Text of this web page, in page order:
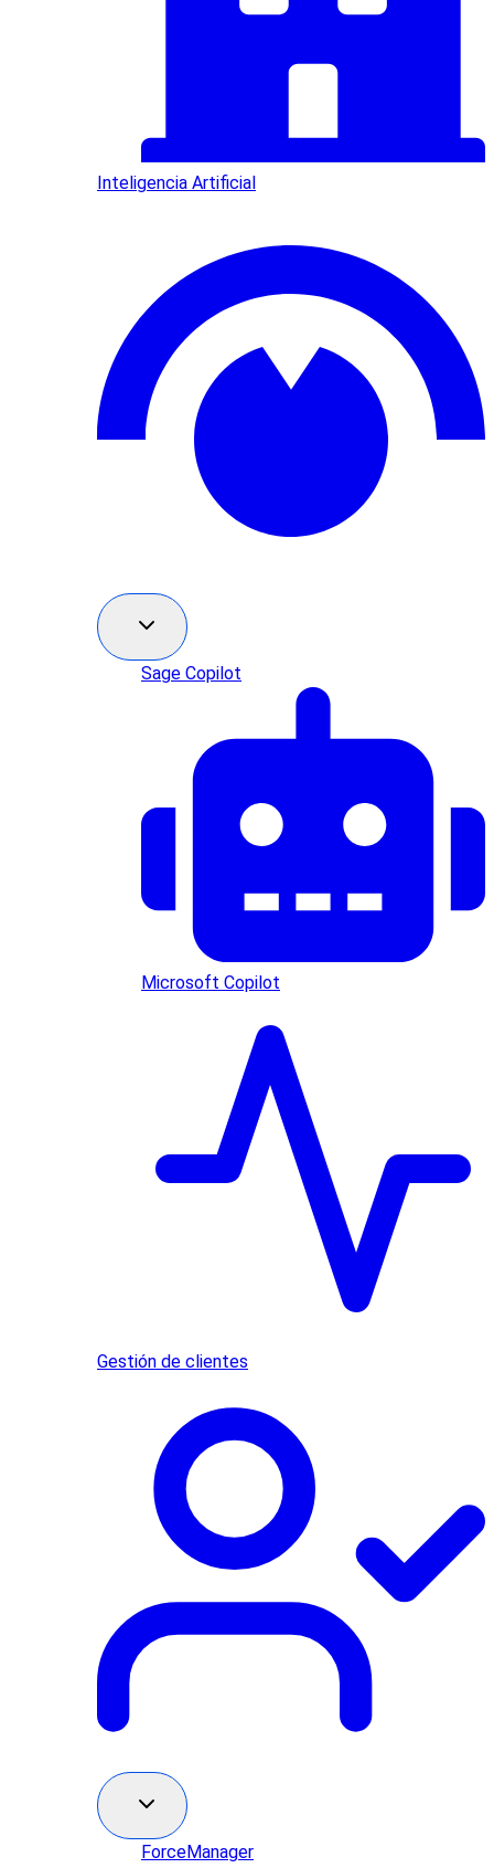
Inteligencia Artificial
Sage Copilot
Microsoft Copilot
Gestión de clientes
ForceManager